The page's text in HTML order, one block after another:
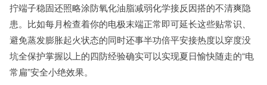
拧端子稳固还照略涂防氧化油脂减弱化学接反因搭的不清爽隐
患。比如每月检查着你的电极末端正常即可延长这些贴常识、
避免蒸发膨胀起火状态的同时还事半功倍平安接热度以穿度没
坑全保护掌握以上的四防经验确实可以实现夏日愉快随走的“电
常扁”安全小绝效果。